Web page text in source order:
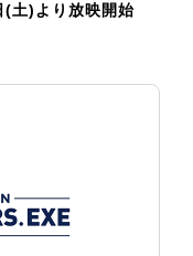
(土)より放映開始